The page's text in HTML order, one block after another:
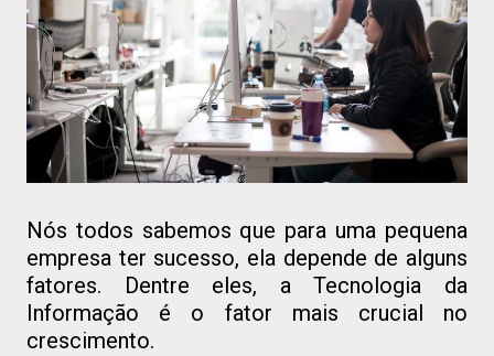
Nós todos sabemos que para uma pequena
empresa ter sucesso, ela depende de alguns
fatores. Dentre eles, a Tecnologia da
Informação é o fator mais crucial no
crescimento.